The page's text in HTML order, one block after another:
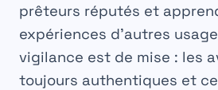
prêteurs réputés et
expériences d’autres
vigilance est de mise : les
toujours authentiques et